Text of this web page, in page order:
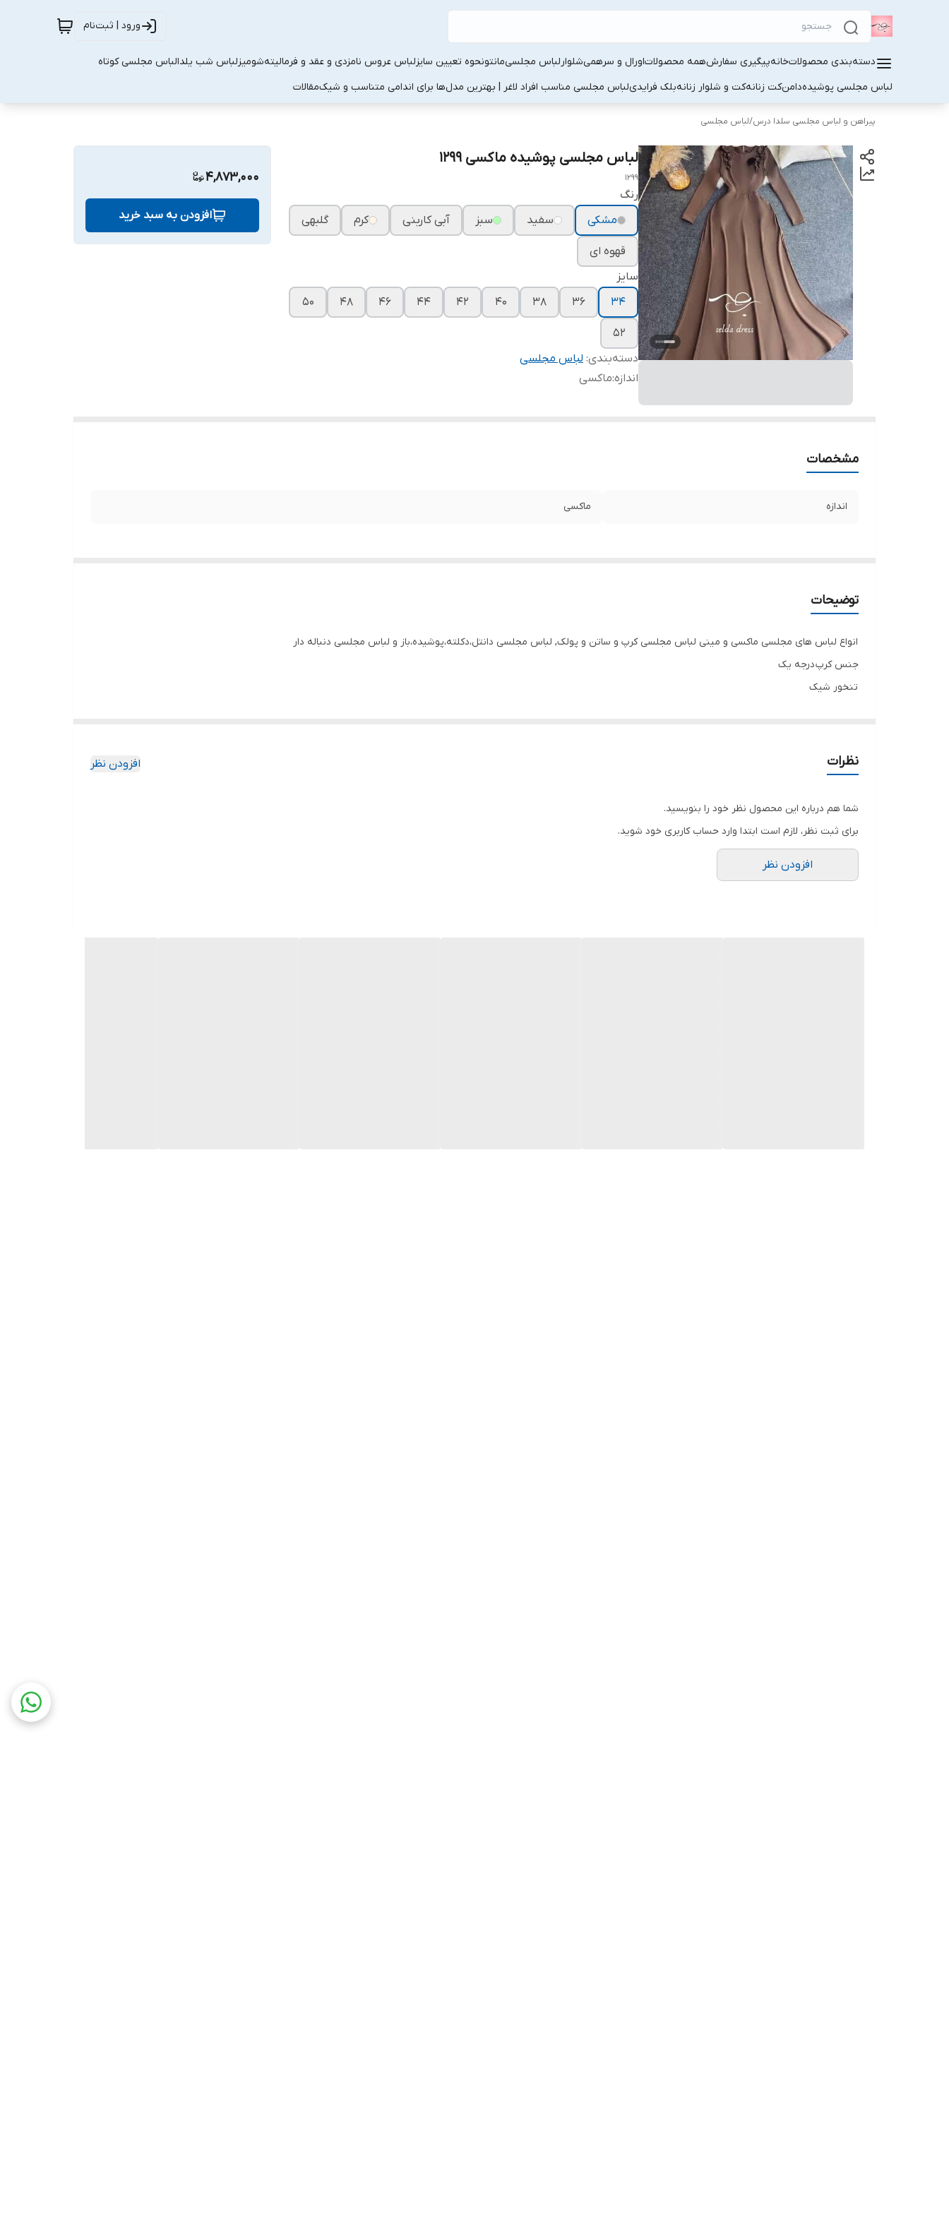
ورود | ثبت‌نام
دسته‌بندی محصولاتخانهپیگیری سفارشهمه محصولاتاورال و سرهمیشلوارلباس مجلسیمانتونحوه تعیین سایزلباس عروس نامزدی و عقد و فرمالیتهشومیزلباس شب یلدالباس مجلسی کوتاه
لباس مجلسی پوشیدهدامنکت زنانهکت و شلوار زنانهبلک فرایدیلباس مجلسی مناسب افراد لاغر | بهترین مدل‌ها برای اندامی متناسب و شیکمقالات
پیراهن و لباس مجلسی سلدا درس/لباس مجلسی
لباس مجلسی پوشیده ماکسی ۱۲۹۹
1299
رنگ
مشکی
سفید سبز آبی کاربنی کرم گلبهی
قهوه ای
سایز
۳۴
۳۶ ۳۸ ۴۰ ۴۲ ۴۴ ۴۶ ۴۸ ۵۰
۵۲
دسته‌بندی: لباس مجلسی
اندازه:ماکسی
4,873,000
افزودن به سبد خرید
مشخصات
اندازه ماکسی
توضیحات
انواع لباس های مجلسی ماکسی و مینی لباس مجلسی کرپ و ساتن و پولک, لباس مجلسی دانتل،دکلته،پوشیده،باز و لباس مجلسی دنباله دار
جنس کرپ درجه یک
تنخور شیک
.
.
نظرات افزودن نظر
شما هم درباره این محصول نظر خود را بنویسید.
برای ثبت نظر، لازم است ابتدا وارد حساب کاربری خود شوید.
افزودن نظر